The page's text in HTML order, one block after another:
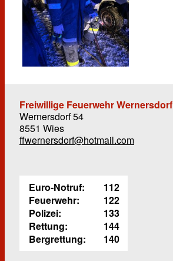
Freiwillige Feuerwehr Wernersdorf
Wernersdorf 54
8551 Wies
ffwernersdorf@hotmail.com
Euro-Notruf:
112
Feuerwehr:
122
Polizei:
133
Rettung:
144
Bergrettung:
140